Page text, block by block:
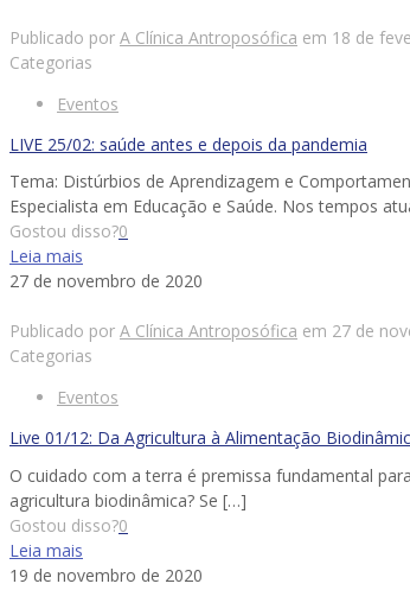
Publicado por A Clínica Antroposófica em 18 de
Categorias
Eventos
LIVE 25/02: saúde antes e depois da pandemia
Tema: Distúrbios de Aprendizagem e
Especialista em Educação e Saúde. Nos tempos
Gostou disso?0
Leia mais
27 de novembro de 2020
Publicado por A Clínica Antroposófica em 27 de
Categorias
Eventos
Live 01/12: Da Agricultura à Alimentação
O cuidado com a terra é premissa fundamental
agricultura biodinâmica? Se […]
Gostou disso?0
Leia mais
19 de novembro de 2020